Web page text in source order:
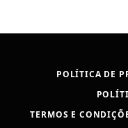
POLÍTICA DE
TERMOS E